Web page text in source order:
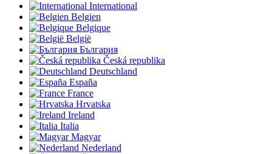
International
Belgien
Belgique
België
България
Česká republika
Deutschland
España
France
Hrvatska
Ireland
Italia
Magyar
Nederland